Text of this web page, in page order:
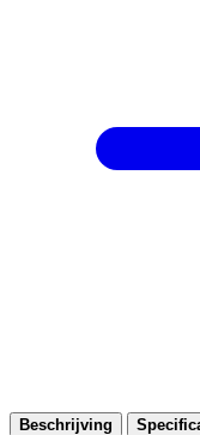
Beschrijving